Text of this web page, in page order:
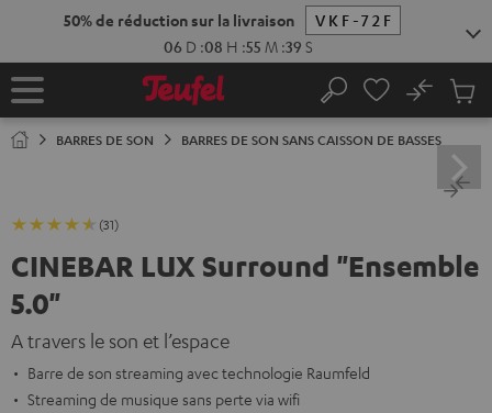
Page
Rechercher
No
panier
BARRES DE SON BARRES DE SON SANS CAISSON DE BASSES
(31)
CINEBAR LUX Surround "Ensemble
5.0"
A travers le son et l’espace
Barre de son streaming avec technologie Raumfeld
Streaming de musique sans perte via wifi